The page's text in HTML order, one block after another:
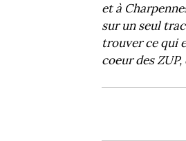
et à
sur un seul
trouver ce qui
coeur des